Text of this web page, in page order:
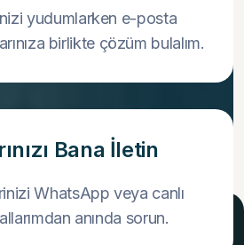
yudumlarken e-posta
birlikte çözüm bulalım.
Bana İletin
WhatsApp veya canlı
anında sorun.